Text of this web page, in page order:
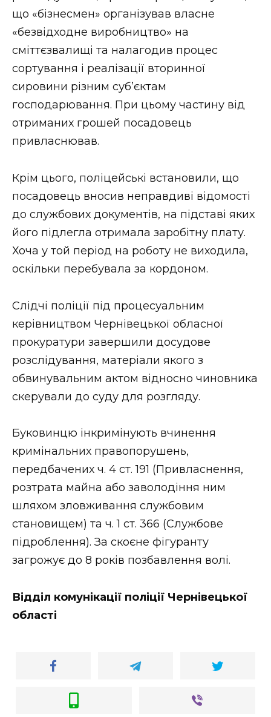
що «бізнесмен» організував власне
«безвідходне виробництво» на
сміттєзвалищі та налагодив процес
сортування і реалізації вторинної
сировини різним суб’єктам
господарювання. При цьому частину від
отриманих грошей посадовець
привласнював.
Крім цього, поліцейські встановили, що
посадовець вносив неправдиві відомості
до службових документів, на підставі яких
його підлегла отримала заробітну плату.
Хоча у той період на роботу не виходила,
оскільки перебувала за кордоном.
Слідчі поліції під процесуальним
керівництвом Чернівецької обласної
прокуратури завершили досудове
розслідування, матеріали якого з
обвинувальним актом відносно чиновника
скерували до суду для розгляду.
Буковинцю інкримінують вчинення
кримінальних правопорушень,
передбачених ч. 4 ст. 191 (Привласнення,
розтрата майна або заволодіння ним
шляхом зловживання службовим
становищем) та ч. 1 ст. 366 (Службове
підроблення). За скоєне фігуранту
загрожує до 8 років позбавлення волі.
Відділ комунікації поліції Чернівецької
області